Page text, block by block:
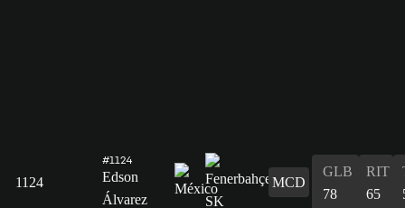
1124
#1124
Edson
Álvarez
MCD
GLB
78
RIT
65